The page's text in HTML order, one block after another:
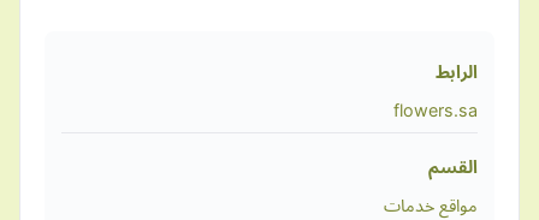
الرابط
flowers.sa
القسم
مواقع خدمات